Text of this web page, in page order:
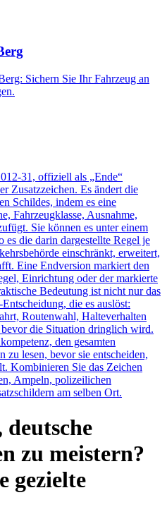
Sichern Sie Ihr Fahrzeug an
31, offiziell als „Ende“
Zusatzzeichen. Es ändert die
Schildes, indem es eine
Fahrzeugklasse, Ausnahme,
Sie können es unter einem
es die darin dargestellte Regel je
einschränkt, erweitert,
Eine Endversion markiert den
Einrichtung oder der markierte
Bedeutung ist nicht nur das
die es auslöst:
Routenwahl, Halteverhalten
die Situation dringlich wird.
den gesamten
zu lesen, bevor sie entscheiden,
Kombinieren Sie das Zeichen
Ampeln, polizeilichen
am selben Ort.
deutsche
zu meistern?
gezielte